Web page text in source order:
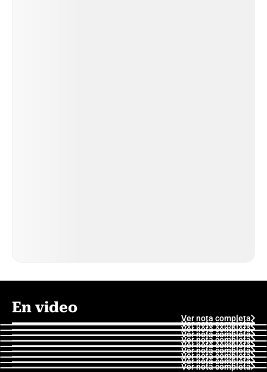
En video
Ver nota completa
Ver nota completa
Ver nota completa
Ver nota completa
Ver nota completa
Ver nota completa
Ver nota completa
Ver nota completa
Ver nota completa
Ver nota completa